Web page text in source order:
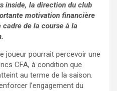
inside, la direction du club
motivation financière
de la course à la
joueur pourrait percevoir une
CFA, à condition que
au terme de la saison.
l’engagement du